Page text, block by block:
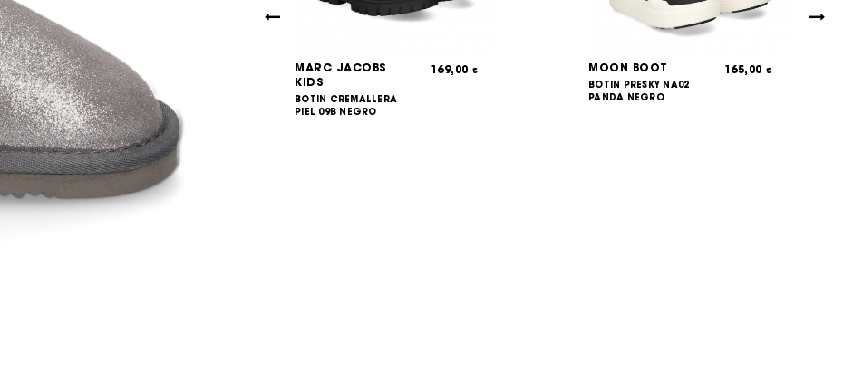
MOON BOOT
BOTIN PRESKY NYLON
LIMA+NEGRO N001
BLACK
115,00
MARC JACOBS
KIDS
BOTIN CREMALLERA
PIEL 09B NEGRO
169,00€ MOON BOOT
BOTIN PRESKY NA02
PANDA NEGRO
165,00€